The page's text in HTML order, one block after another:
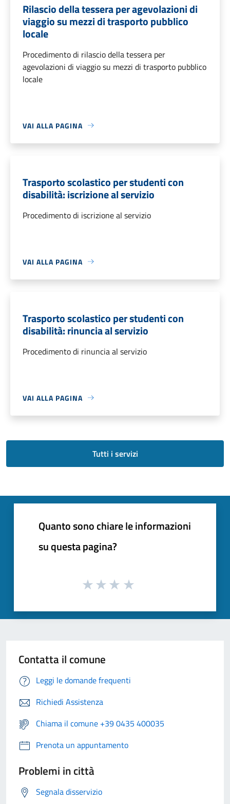
Rilascio della tessera per agevolazioni di
viaggio su mezzi di trasporto pubblico
locale
Procedimento di rilascio della tessera per
agevolazioni di viaggio su mezzi di trasporto pubblico
locale
VAI ALLA PAGINA
Trasporto scolastico per studenti con
disabilità: iscrizione al servizio
Procedimento di iscrizione al servizio
VAI ALLA PAGINA
Trasporto scolastico per studenti con
disabilità: rinuncia al servizio
Procedimento di rinuncia al servizio
VAI ALLA PAGINA
Tutti i servizi
Quanto sono chiare le informazioni
su questa pagina?
Contatta il comune
Leggi le domande frequenti
Richiedi Assistenza
Chiama il comune +39 0435 400035
Prenota un appuntamento
Problemi in città
Segnala disservizio